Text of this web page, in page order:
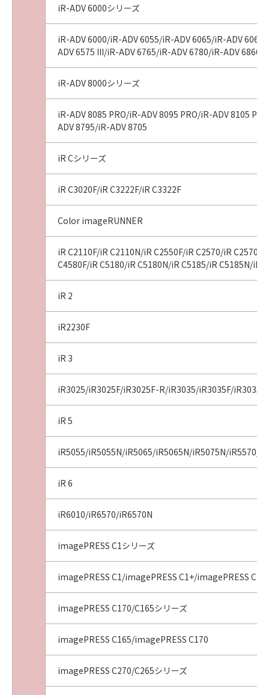
たは不法行為によりお客様に損害が生じた場
的または付随的な損害を含むがこれらに限定さ
れない全ての損害をいいます。) についても、一
切の責任を負わないものとします。
お客様とキヤノンとの間の本契約が消費者契約
法に定める消費者契約に該当する場合であっ
て、「許諾ソフトウェア」の動作が実質的に仕
様に不一致の場合についてのキヤノン、キヤノ
ンの子会社、それらの販売代理店または販売店
並びにキヤノンのライセンサーのすべての責任
およびお客様の唯一の救済は、前項の規定にか
かわらず、当該不一致により生じた問題を解決
するための対応策の提示、対応策の実施または
供のみです。キヤノン、キヤノンの子会社、そ
れらの販売代理店または販売店並びにキヤノン
のライセンサーは、お客様による「許諾ソフト
ウェア」の誤用または本契約において許諾され
ていない方法による使用が原因で当該問題が生
お客様とキヤノンとの間の本契約が消費者契約
法に定める消費者契約に該当する場合であっ
て、キヤノン、キヤノンの子会社、それらの販
売代理店または販売店並びにキヤノンのライセ
ンサーの故意または重過失による債務不履行ま
たは不法行為に起因して「許諾ソフトウェア」
に関しお客様に生じた損害については、本項は
適用されないものとします。
キヤノン、キヤノンの子会社、それらの販売代
理店および販売店、並びにキヤノンのライセン
サーは、「許諾ソフトウェア」の使用に起因ま
かなる紛争についても、一切責任を負わないも
のとします。
５．サポートおよびアップデート
キヤノン、キヤノンの子会社、それらの販売代
理店および販売店、並びにキヤノンのライセン
サーは、「許諾ソフトウェア」のメンテナンス
およびお客様による「許諾ソフトウェア」の使
用の支援、並びに「許諾ソフトウェア」に対す
るアップデート、バグの修正またはサポートの
提供について、いかなる責任を負うものでもあ
りません。
６．輸出
iR-ADV 6000シリーズ
iR-ADV 6000/iR-ADV 6055/iR-ADV 6065/iR-ADV
ADV 6575 III/iR-ADV 6765/iR-ADV 6780/iR-ADV 6860/
iR-ADV 8000シリーズ
iR-ADV 8085 PRO/iR-ADV 8095 PRO/iR-ADV 8105
ADV 8795/iR-ADV 8705
iR Cシリーズ
iR C3020F/iR C3222F/iR C3322F
Color imageRUNNER
iR C2110F/iR C2110N/iR C2550F/iR C2570/iR
C4580F/iR C5180/iR C5180N/iR C5185/iR C5185N/iR
iR 2
iR2230F
iR 3
iR3025/iR3025F/iR3025F-R/iR3035/iR3035F/
iR 5
iR5055/iR5055N/iR5065/iR5065N/iR5075N/iR5570/
iR 6
iR6010/iR6570/iR6570N
imagePRESS C1シリーズ
imagePRESS C1/imagePRESS C1+/imagePRESS
imagePRESS C170/C165シリーズ
imagePRESS C165/imagePRESS C170
imagePRESS C270/C265シリーズ